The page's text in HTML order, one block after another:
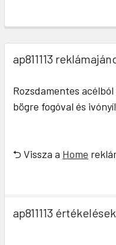
ap811113
Rozsdamentes
bögre fogóval és
⮌ Vissza a Home
ap811113 értékelések